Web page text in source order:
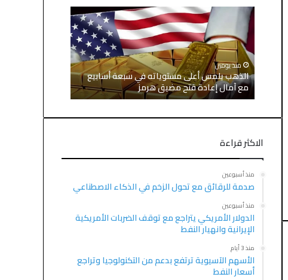
منذ يومين
الذهب يلمس أعلى مستوياته في سبعة أسابيع
مع آمال إعادة فتح مضيق هرمز
الاكثر قراءة
منذ أسبوعين
صدمة للرقائق مع تحول الزخم في الذكاء الاصطناعي
منذ أسبوعين
الدولار الأمريكي يتراجع مع توقف الضربات الأمريكية
الإيرانية وانهيار النفط
منذ 3 أيام
الأسهم الآسيوية ترتفع بدعم من التكنولوجيا وتراجع
أسعار النفط